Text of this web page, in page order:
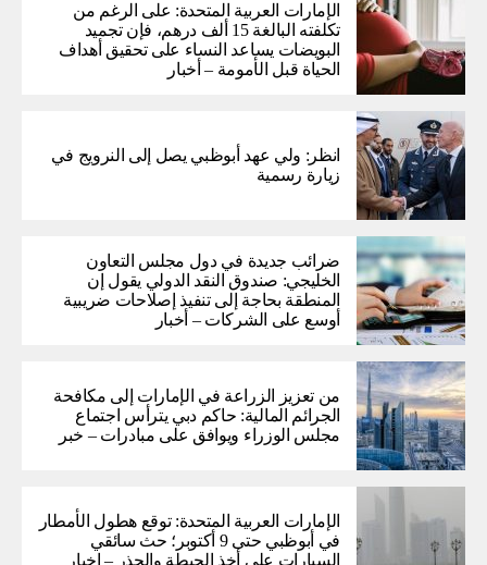
الإمارات العربية المتحدة: على الرغم من
تكلفته البالغة 15 ألف درهم، فإن تجميد
البويضات يساعد النساء على تحقيق أهداف
الحياة قبل الأمومة – أخبار
انظر: ولي عهد أبوظبي يصل إلى النرويج في
زيارة رسمية
ضرائب جديدة في دول مجلس التعاون
الخليجي: صندوق النقد الدولي يقول إن
المنطقة بحاجة إلى تنفيذ إصلاحات ضريبية
أوسع على الشركات – أخبار
من تعزيز الزراعة في الإمارات إلى مكافحة
الجرائم المالية: حاكم دبي يترأس اجتماع
مجلس الوزراء ويوافق على مبادرات – خبر
الإمارات العربية المتحدة: توقع هطول الأمطار
في أبوظبي حتى 9 أكتوبر؛ حث سائقي
السيارات على أخذ الحيطة والحذر – اخبار